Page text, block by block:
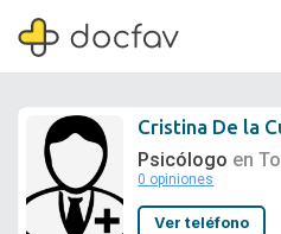
Cristina De la
Psicólogo en
0 opiniones
Ver teléfono